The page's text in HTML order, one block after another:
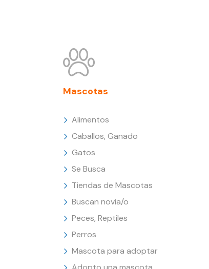
Mascotas
Alimentos
Caballos, Ganado
Gatos
Se Busca
Tiendas de Mascotas
Buscan novia/o
Peces, Reptiles
Perros
Mascota para adoptar